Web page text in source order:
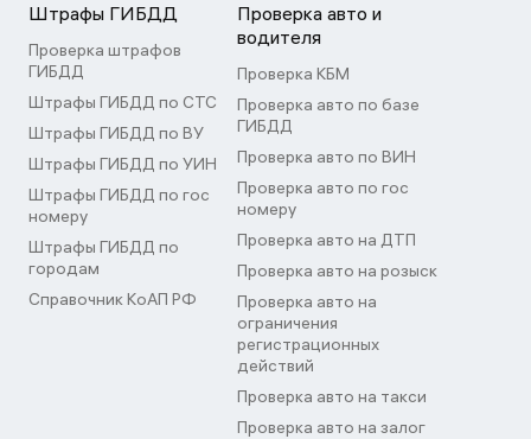
Штрафы ГИБДД
Проверка штрафов
ГИБДД
Штрафы ГИБДД по СТС
Штрафы ГИБДД по ВУ
Штрафы ГИБДД по УИН
Штрафы ГИБДД по гос
номеру
Штрафы ГИБДД по
городам
Справочник КоАП РФ
Проверка авто и
водителя
Проверка КБМ
Проверка авто по базе
ГИБДД
Проверка авто по ВИН
Проверка авто по гос
номеру
Проверка авто на ДТП
Проверка авто на розыск
Проверка авто на
ограничения
регистрационных
действий
Проверка авто на такси
Проверка авто на залог